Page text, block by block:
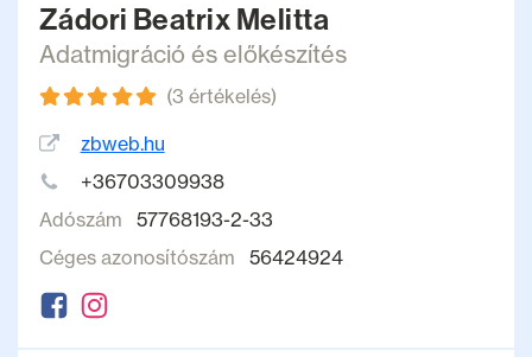
Zádori Beatrix Melitta
Adatmigráció és előkészítés
(3 értékelés)
zbweb.hu
+36703309938
Adószám
57768193-2-33
Céges azonosítószám
56424924